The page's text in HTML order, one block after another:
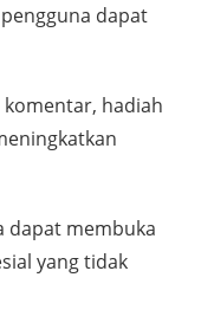
dapat
hadiah
dapat membuka
yang tidak